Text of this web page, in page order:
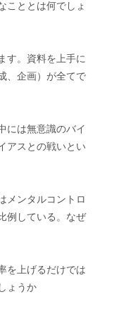
こととは何でしょ
す。資料を上手に
、企画）が全てで
には無意識のバイ
アスとの戦いとい
メンタルコントロ
例している。なぜ
を上げるだけでは
ょうか